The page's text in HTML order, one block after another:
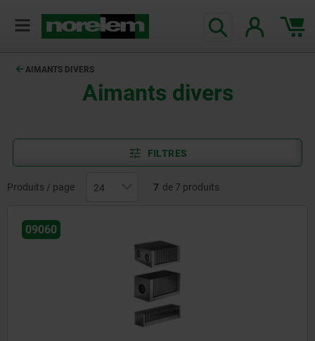
AIMANTS DIVERS
Aimants divers
FILTRES
Produits / page 7 de 7 produits
09060